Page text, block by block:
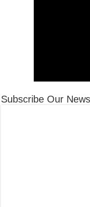
Subscribe Our